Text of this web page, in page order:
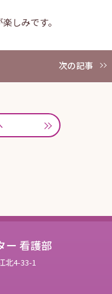
しみです。
次の記事
ー 看護部
北4-33-1